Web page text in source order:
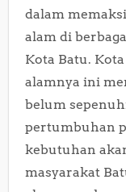
dalam
alam di
Kota Batu.
alamnya ini
belum
pertumbuhan
kebutuhan
masyarakat